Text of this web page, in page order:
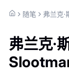
随笔 弗兰克
弗兰克·